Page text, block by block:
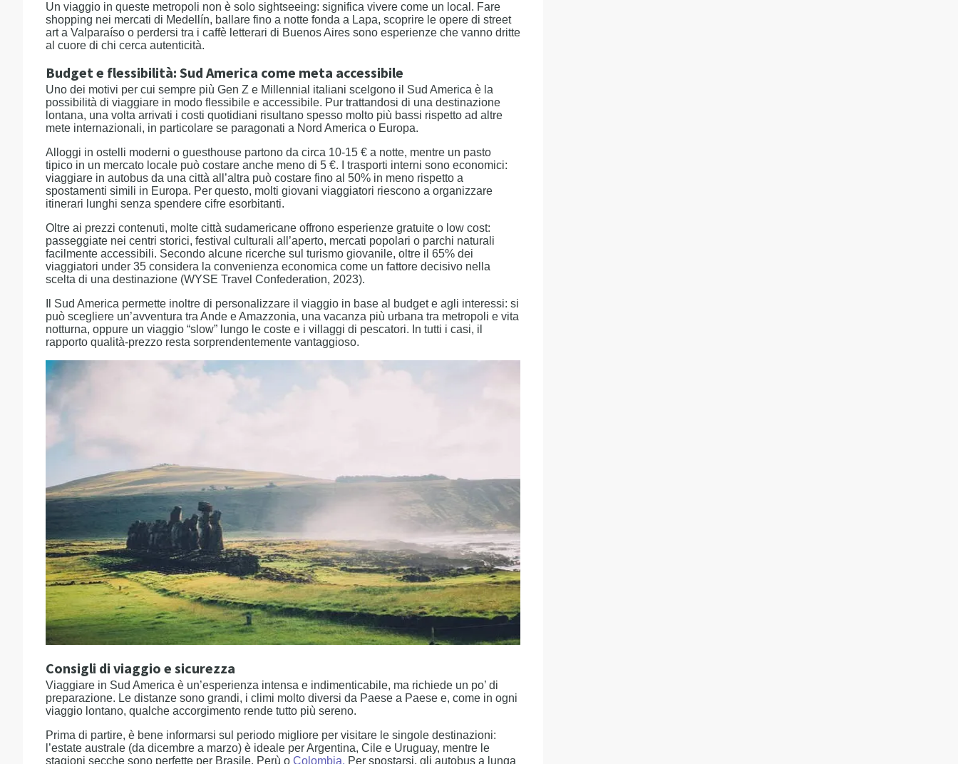
Un viaggio in queste metropoli non è solo sightseeing: significa vivere come un local. Fare
shopping nei mercati di Medellín, ballare fino a notte fonda a Lapa, scoprire le opere di street
art a Valparaíso o perdersi tra i caffè letterari di Buenos Aires sono esperienze che vanno dritte
al cuore di chi cerca autenticità.
Budget e flessibilità: Sud America come meta accessibile
Uno dei motivi per cui sempre più Gen Z e Millennial italiani scelgono il Sud America è la
possibilità di viaggiare in modo flessibile e accessibile. Pur trattandosi di una destinazione
lontana, una volta arrivati i costi quotidiani risultano spesso molto più bassi rispetto ad altre
mete internazionali, in particolare se paragonati a Nord America o Europa.
Alloggi in ostelli moderni o guesthouse partono da circa 10-15 € a notte, mentre un pasto
tipico in un mercato locale può costare anche meno di 5 €. I trasporti interni sono economici:
viaggiare in autobus da una città all’altra può costare fino al 50% in meno rispetto a
spostamenti simili in Europa. Per questo, molti giovani viaggiatori riescono a organizzare
itinerari lunghi senza spendere cifre esorbitanti.
Oltre ai prezzi contenuti, molte città sudamericane offrono esperienze gratuite o low cost:
passeggiate nei centri storici, festival culturali all’aperto, mercati popolari o parchi naturali
facilmente accessibili. Secondo alcune ricerche sul turismo giovanile, oltre il 65% dei
viaggiatori under 35 considera la convenienza economica come un fattore decisivo nella
scelta di una destinazione (WYSE Travel Confederation, 2023).
Il Sud America permette inoltre di personalizzare il viaggio in base al budget e agli interessi: si
può scegliere un’avventura tra Ande e Amazzonia, una vacanza più urbana tra metropoli e vita
notturna, oppure un viaggio “slow” lungo le coste e i villaggi di pescatori. In tutti i casi, il
rapporto qualità-prezzo resta sorprendentemente vantaggioso.
Consigli di viaggio e sicurezza
Viaggiare in Sud America è un’esperienza intensa e indimenticabile, ma richiede un po’ di
preparazione. Le distanze sono grandi, i climi molto diversi da Paese a Paese e, come in ogni
viaggio lontano, qualche accorgimento rende tutto più sereno.
Prima di partire, è bene informarsi sul periodo migliore per visitare le singole destinazioni:
l’estate australe (da dicembre a marzo) è ideale per Argentina, Cile e Uruguay, mentre le
stagioni secche sono perfette per Brasile, Perù o Colombia. Per spostarsi, gli autobus a lunga